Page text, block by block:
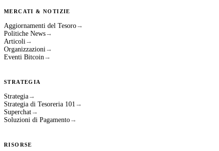
MERCATI & NOTIZIE
Aggiornamenti del Tesoro →
Politiche News →
Articoli →
Organizzazioni →
Eventi Bitcoin →
STRATEGIA
Strategia →
Strategia di Tesoreria 101 →
Superchat →
Soluzioni di Pagamento →
RISORSE